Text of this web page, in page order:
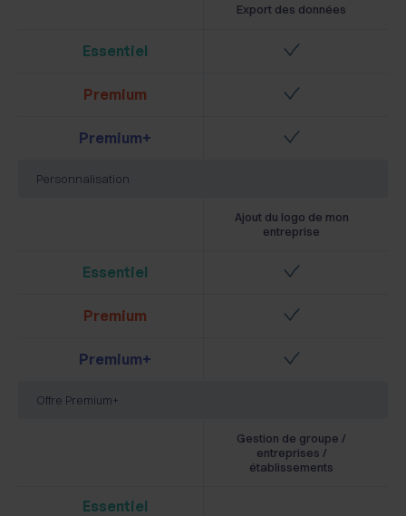
Export des données
Essentiel
Premium
Premium+
Personnalisation
Ajout du logo de mon
entreprise
Essentiel
Premium
Premium+
Offre Premium+
Gestion de groupe /
entreprises /
établissements
Essentiel